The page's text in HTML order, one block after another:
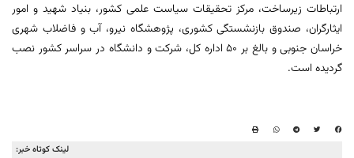
ارتباطات زیرساخت، مرکز تحقیقات سیاست علمی کشور، بنیاد شهید و امور
ایثارگران، صندوق بازنشستگی کشوری، پژوهشگاه نیرو، آب و فاضلاب شهری
خراسان جنوبی و بالغ بر 50 اداره کل، شرکت و دانشگاه در سراسر کشور نصب
گردیده است.
لینک کوتاه خبر: